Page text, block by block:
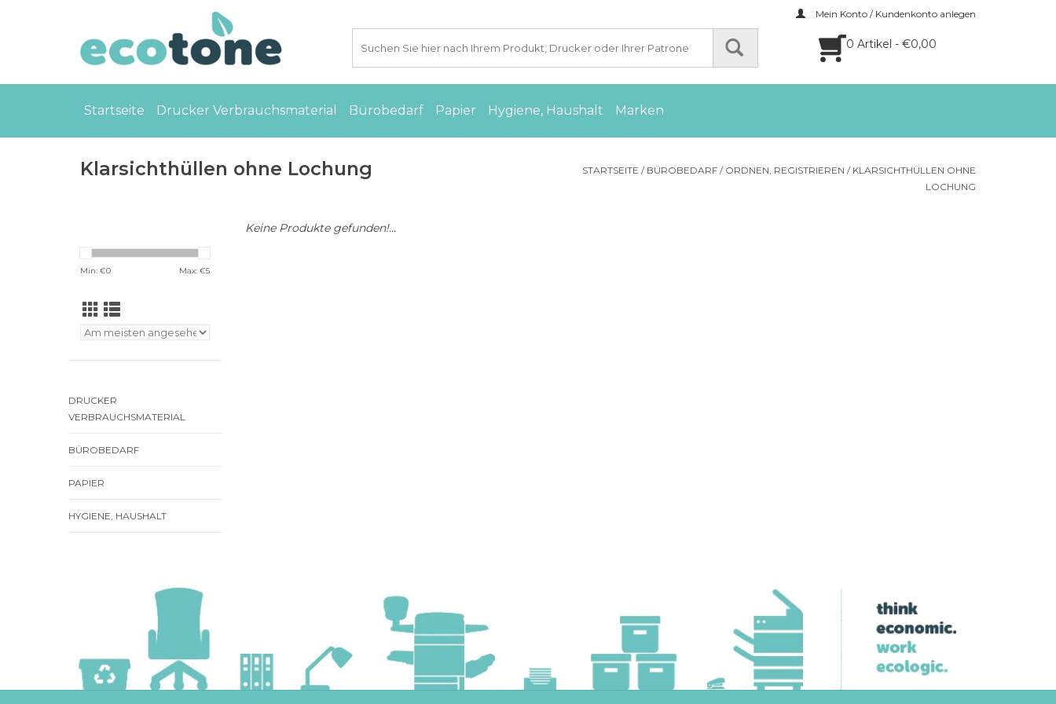
Mein Konto / Kundenkonto anlegen
0 Artikel - €0,00
Startseite Drucker Verbrauchsmaterial Bürobedarf Papier Hygiene, Haushalt Marken
Klarsichthüllen ohne Lochung STARTSEITE / BÜROBEDARF / ORDNEN, REGISTRIEREN / KLARSICHTHÜLLEN OHNE
LOCHUNG
Min: €0 Max: €5
DRUCKER
VERBRAUCHSMATERIAL
BÜROBEDARF
PAPIER
HYGIENE, HAUSHALT
Keine Produkte gefunden!...